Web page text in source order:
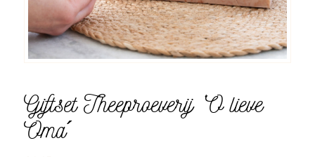
Giftset Theeproeverij ‘O lieve
Oma´